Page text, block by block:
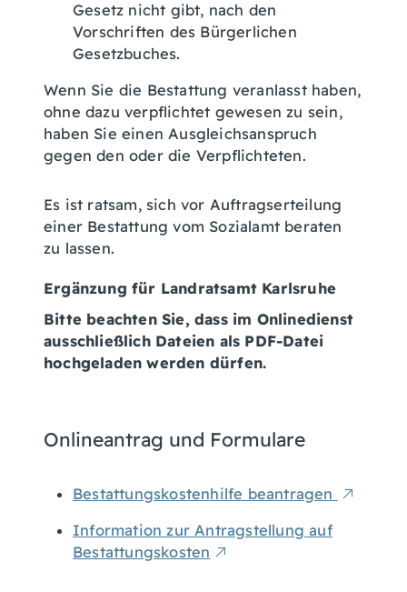
Gesetz nicht gibt, nach den
Vorschriften des Bürgerlichen
Gesetzbuches.
Wenn Sie die Bestattung veranlasst haben,
ohne dazu verpflichtet gewesen zu sein,
haben Sie einen Ausgleichsanspruch
gegen den oder die Verpflichteten.
Es ist ratsam, sich vor Auftragserteilung
einer Bestattung vom Sozialamt beraten
zu lassen.
Ergänzung für Landratsamt Karlsruhe
Bitte beachten Sie, dass im Onlinedienst
ausschließlich Dateien als PDF-Datei
hochgeladen werden dürfen.
Onlineantrag und Formulare
Bestattungskostenhilfe beantragen
Information zur Antragstellung auf
Bestattungskosten